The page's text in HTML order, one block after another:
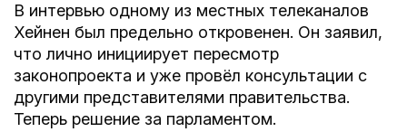
В интервью одному из местных телеканалов
Хейнен был предельно откровенен. Он заявил,
что лично инициирует пересмотр
законопроекта и уже провёл консультации с
другими представителями правительства.
Теперь решение за парламентом.